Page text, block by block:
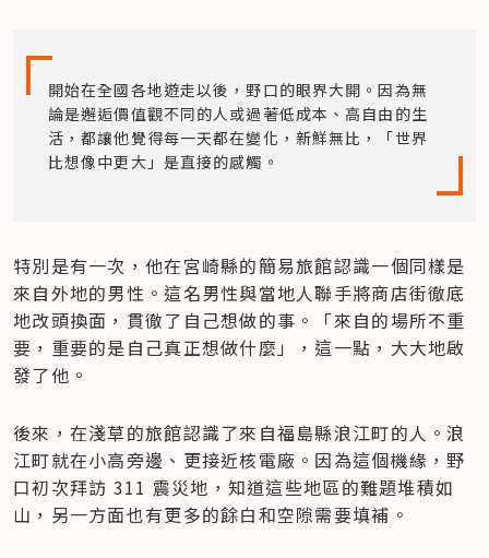
開始在全國各地遊走以後，野口的眼界大開。因為無
論是邂逅價值觀不同的人或過著低成本、高自由的生
活，都讓他覺得每一天都在變化，新鮮無比，「世界
比想像中更大」是直接的感觸。
特別是有一次，他在宮崎縣的簡易旅館認識一個同樣是
來自外地的男性。這名男性與當地人聯手將商店街徹底
地改頭換面，貫徹了自己想做的事。「來自的場所不重
要，重要的是自己真正想做什麼」，這一點，大大地啟
發了他。
後來，在淺草的旅館認識了來自福島縣浪江町的人。浪
江町就在小高旁邊、更接近核電廠。因為這個機緣，野
口初次拜訪 311 震災地，知道這些地區的難題堆積如
山，另一方面也有更多的餘白和空隙需要填補。